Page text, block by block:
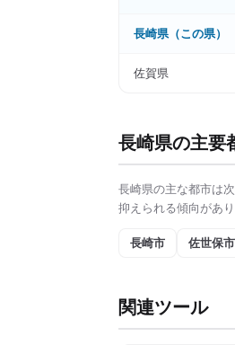
長崎県（この県）
佐賀県
長崎県の主要
長崎県の主な都市は
抑えられる傾向があ
長崎市 佐世保市
関連ツール